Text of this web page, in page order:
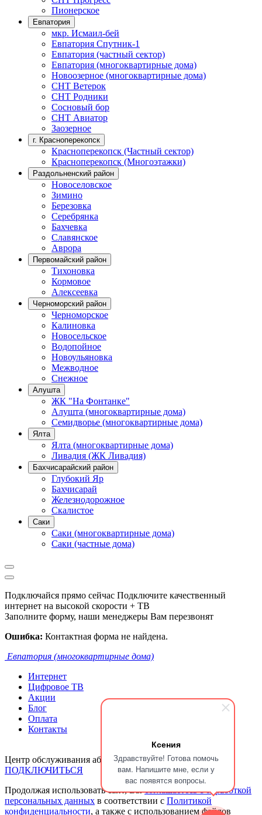
Ксения
Здравствуйте! Готова помочь
вам. Напишите мне, если у
вас появятся вопросы.
Пионерское
Евпатория
мкр. Исмаил-бей
Евпатория Спутник-1
Евпатория (частный сектор)
Евпатория (многоквартирные дома)
Новоозерное (многоквартирные дома)
СНТ Ветерок
СНТ Родники
Сосновый бор
СНТ Авиатор
Заозерное
г. Красноперекопск
Красноперекопск (Частный сектор)
Красноперекопск (Многоэтажки)
Раздольненский район
Новоселовское
Зимино
Березовка
Серебрянка
Бахчевка
Славянское
Аврора
Первомайский район
Тихоновка
Кормовое
Алексеевка
Черноморский район
Черноморское
Калиновка
Новосельское
Водопойное
Новоульяновка
Межводное
Снежное
Алушта
ЖК "На Фонтанке"
Алушта (многоквартирные дома)
Семидворье (многоквартирные дома)
Ялта
Ялта (многоквартирные дома)
Ливадия (ЖК Ливадия)
Бахчисарайский район
Глубокий Яр
Бахчисарай
Железнодорожное
Скалистое
Саки
Саки (многоквартирные дома)
Саки (частные дома)
Подключайся прямо сейчас Подключите качественный
интернет на высокой скорости + ТВ
Заполните форму, наши менеджеры Вам перезвонят
Ошибка: Контактная форма не найдена.
Евпатория (многоквартирные дома)
Интернет
Цифровое ТВ
Акции
Блог
Оплата
Контакты
Центр обслуживания абонентов: +7 918 018 55 22
ПОДКЛЮЧИТЬСЯ
Продолжая использовать сайт, Высоглашаетесь с обработкой
персональных данных в соответствии с Политикой
конфиденциальности, а также с использованием файлов